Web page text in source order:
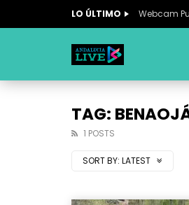
LO ÚLTIMO Webcam
TAG:
1 POSTS
SORT BY: LATEST